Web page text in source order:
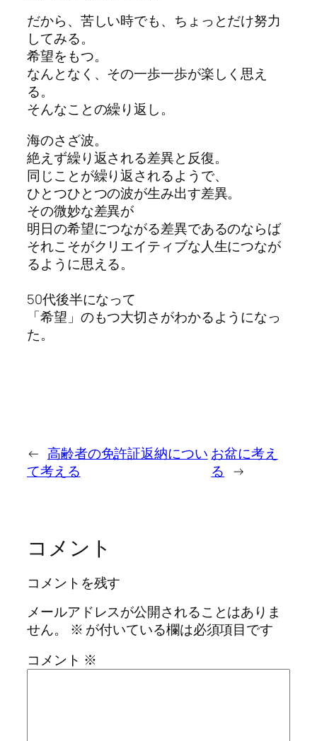
だから、苦しい時でも、ちょっとだけ努力
してみる。
希望をもつ。
なんとなく、その一歩一歩が楽しく思え
る。
そんなことの繰り返し。
海のさざ波。
絶えず繰り返される差異と反復。
同じことが繰り返されるようで、
ひとつひとつの波が生み出す差異。
その微妙な差異が
明日の希望につながる差異であるのならば
それこそがクリエイティブな人生につなが
るように思える。
50代後半になって
「希望」のもつ大切さがわかるようになっ
た。
← 高齢者の免許証返納につい
て考える
お盆に考え
る →
コメント
コメントを残す
メールアドレスが公開されることはありま
せん。
※ が付いている欄は必須項目です
コメント ※